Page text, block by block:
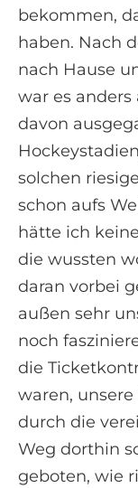
bekommen,
haben. Nach
nach Hause
war es
davon
solchen
schon aufs
hätte ich
die wussten
daran vorbei
außen sehr
noch
die
waren,
durch die
Weg dorthin
geboten, wie